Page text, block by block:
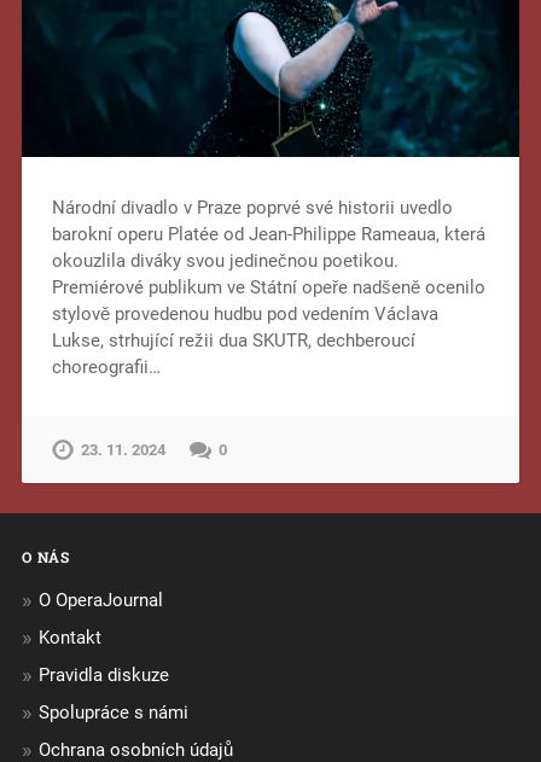
Národní divadlo v Praze poprvé své historii uvedlo
barokní operu Platée od Jean-Philippe Rameaua, která
okouzlila diváky svou jedinečnou poetikou.
Premiérové publikum ve Státní opeře nadšeně ocenilo
stylově provedenou hudbu pod vedením Václava
Lukse, strhující režii dua SKUTR, dechberoucí
choreografii…
23. 11. 2024 0
O NÁS
O OperaJournal
Kontakt
Pravidla diskuze
Spolupráce s námi
Ochrana osobních údajů